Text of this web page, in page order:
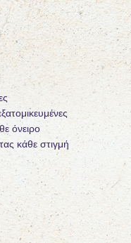
όνειρο
κάθε στιγμή